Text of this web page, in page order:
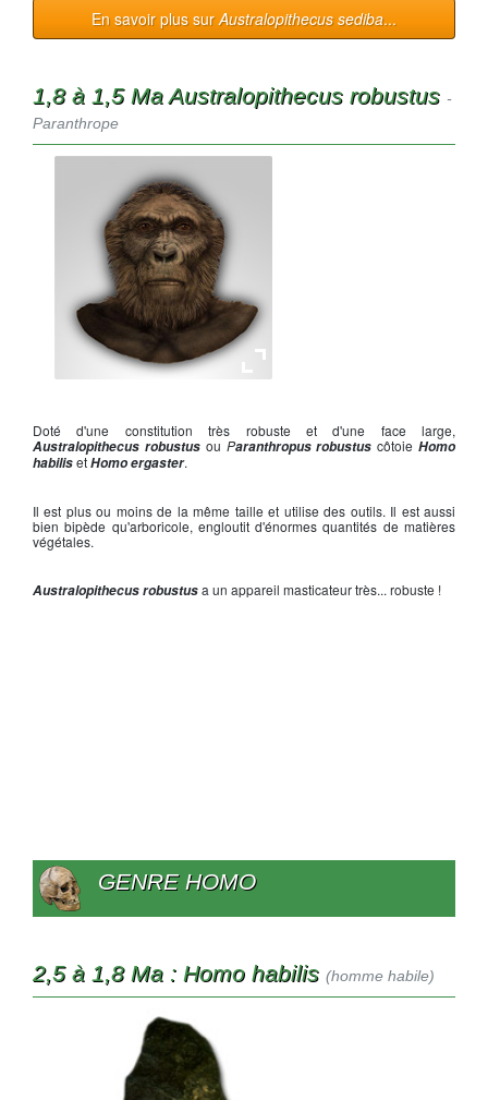
En savoir plus surAustralopithecus sediba...
1,8 à 1,5 Ma Australopithecus robustus -
Paranthrope
Doté d'une constitution très robuste et d'une face large,
Australopithecus robustusou Paranthropus robustus côtoieHomo
habilisetHomo ergaster.
Il est plus ou moins de la même taille et utilise des outils. Il est aussi
bien bipède qu'arboricole, engloutit d'énormes quantités de matières
végétales.
Australopithecus robustusa un appareil masticateur très... robuste !
GENRE HOMO
2,5 à 1,8 Ma : Homo habilis (homme habile)